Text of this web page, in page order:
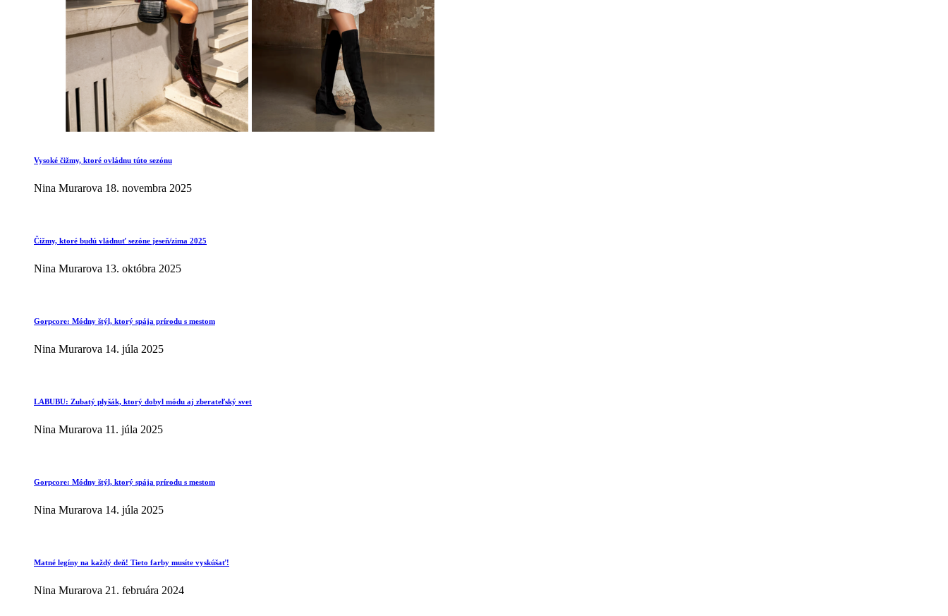
Vysoké čižmy, ktoré ovládnu túto sezónu
Nina Murarova 18. novembra 2025
Čižmy, ktoré budú vládnuť sezóne jeseň/zima 2025
Nina Murarova 13. októbra 2025
Gorpcore: Módny štýl, ktorý spája prírodu s mestom
Nina Murarova 14. júla 2025
LABUBU: Zubatý plyšák, ktorý dobyl módu aj zberateľský svet
Nina Murarova 11. júla 2025
Gorpcore: Módny štýl, ktorý spája prírodu s mestom
Nina Murarova 14. júla 2025
Matné legíny na každý deň! Tieto farby musíte vyskúšať!
Nina Murarova 21. februára 2024